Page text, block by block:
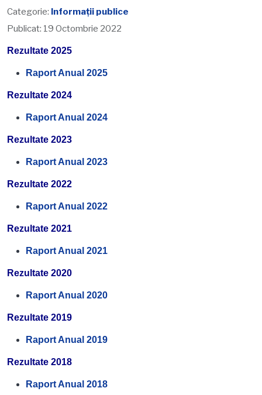
Categorie: Informații publice
Publicat: 19 Octombrie 2022
Rezultate 2025
Raport Anual 2025
Rezultate 2024
Raport Anual 2024
Rezultate 2023
Raport Anual 2023
Rezultate 2022
Raport Anual 2022
Rezultate 2021
Raport Anual 2021
Rezultate 2020
Raport Anual 2020
Rezultate 2019
Raport Anual 2019
Rezultate 2018
Raport Anual 2018